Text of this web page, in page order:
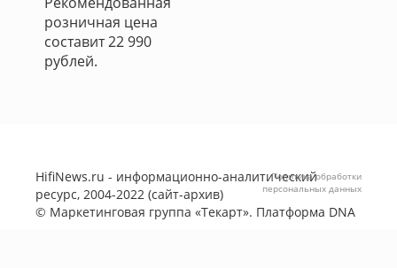
розничная цена
составит 22 990
рублей.
HifiNews.ru - информационно-аналитический
ресурс, 2004-2022 (сайт-архив)
© Маркетинговая группа «Текарт». Платформа DNA
Политика обработки
персональных данных